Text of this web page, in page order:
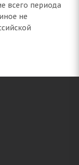
всего периода
не